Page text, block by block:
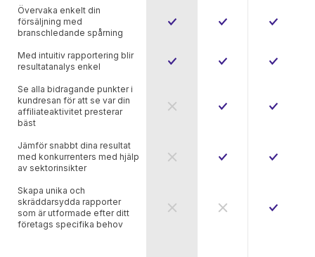
Övervaka enkelt din
försäljning med
branschledande spårning
Med intuitiv rapportering blir
resultatanalys enkel
Se alla bidragande punkter i
kundresan för att se var din
affiliateaktivitet presterar
bäst
Jämför snabbt dina resultat
med konkurrenters med hjälp
av sektorinsikter
Skapa unika och
skräddarsydda rapporter
som är utformade efter ditt
företags specifika behov